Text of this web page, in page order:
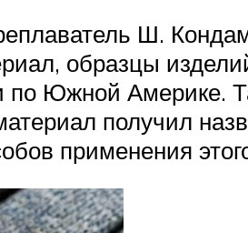
Ш.
образцы
по Южной Америке.
получил
применения